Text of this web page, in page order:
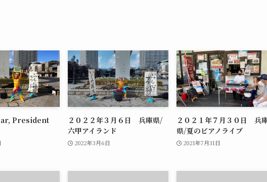
President
２０２２年３月６日 兵庫県/
六甲アイランド
2022年3月6日
２０２１年７月３０日 兵
県/夏のピアノライブ
2021年7月31日